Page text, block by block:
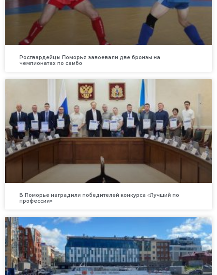
Росгвардейцы Поморья завоевали две бронзы на
чемпионатах по самбо
В Поморье наградили победителей конкурса «Лучший по
профессии»